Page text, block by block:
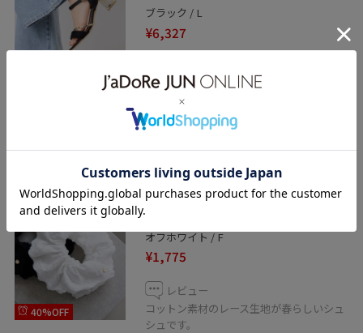
ブラック / L
¥6,327
クリアのヒールが夏らしいサンダルです。
しっかりヒールはありますが、甲と足首で
しっかりストラップが支えてくれるので歩
きやすいです。
40%OFF
VIS
オフホワイト / F
¥1,775
レビュー
コットン素材のレース生地が春らしいシュ
シュです。